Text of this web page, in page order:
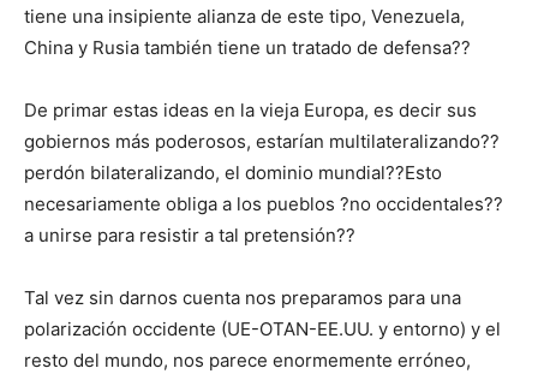
tiene una insipiente alianza de este tipo, Venezuela,
China y Rusia también tiene un tratado de defensa??
De primar estas ideas en la vieja Europa, es decir sus
gobiernos más poderosos, estarían multilateralizando??
perdón bilateralizando, el dominio mundial??Esto
necesariamente obliga a los pueblos ?no occidentales??
a unirse para resistir a tal pretensión??
Tal vez sin darnos cuenta nos preparamos para una
polarización occidente (UE-OTAN-EE.UU. y entorno) y el
resto del mundo, nos parece enormemente erróneo,